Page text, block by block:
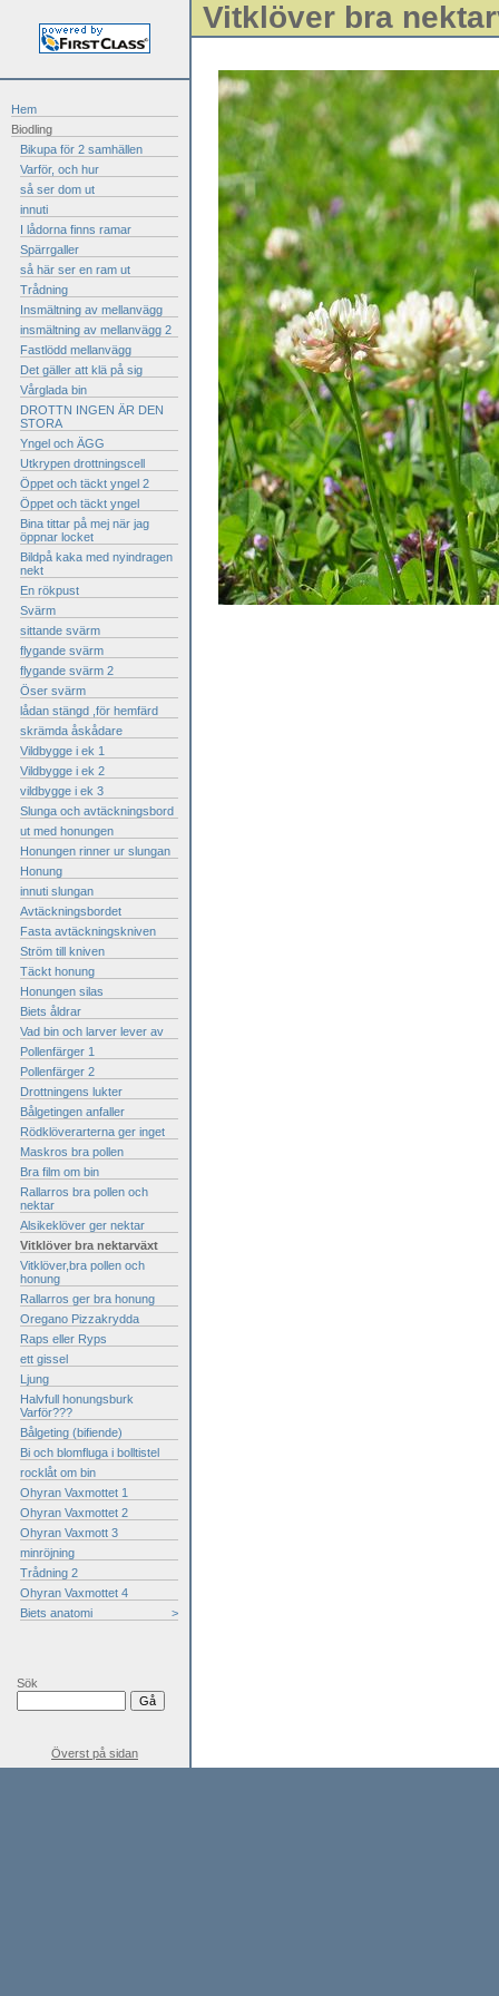
Hem
Biodling
Bikupa för 2 samhällen
Varför, och hur
så ser dom ut
innuti
I lådorna finns ramar
Spärrgaller
så här ser en ram ut
Trådning
Insmältning av mellanvägg
insmältning av mellanvägg 2
Fastlödd mellanvägg
Det gäller att klä på sig
Vårglada bin
DROTTN INGEN ÄR DEN
STORA
Yngel och ÄGG
Utkrypen drottningscell
Öppet och täckt yngel 2
Öppet och täckt yngel
Bina tittar på mej när jag
öppnar locket
Bildpå kaka med nyindragen
nekt
En rökpust
Svärm
sittande svärm
flygande svärm
flygande svärm 2
Öser svärm
lådan stängd ,för hemfärd
skrämda åskådare
Vildbygge i ek 1
Vildbygge i ek 2
vildbygge i ek 3
Slunga och avtäckningsbord
ut med honungen
Honungen rinner ur slungan
Honung
innuti slungan
Avtäckningsbordet
Fasta avtäckningskniven
Ström till kniven
Täckt honung
Honungen silas
Biets åldrar
Vad bin och larver lever av
Pollenfärger 1
Pollenfärger 2
Drottningens lukter
Bålgetingen anfaller
Rödklöverarterna ger inget
Maskros bra pollen
Bra film om bin
Rallarros bra pollen och
nektar
Alsikeklöver ger nektar
Vitklöver bra nektarväxt
Vitklöver,bra pollen och
honung
Rallarros ger bra honung
Oregano Pizzakrydda
Raps eller Ryps
ett gissel
Ljung
Halvfull honungsburk
Varför???
Bålgeting (bifiende)
Bi och blomfluga i bolltistel
rocklåt om bin
Ohyran Vaxmottet 1
Ohyran Vaxmottet 2
Ohyran Vaxmott 3
minröjning
Trådning 2
Ohyran Vaxmottet 4
Biets anatomi
>
Sök
Vitklöver bra
Överst på sidan